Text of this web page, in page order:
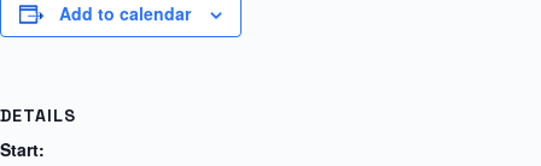
Add to calendar
DETAILS
Start: